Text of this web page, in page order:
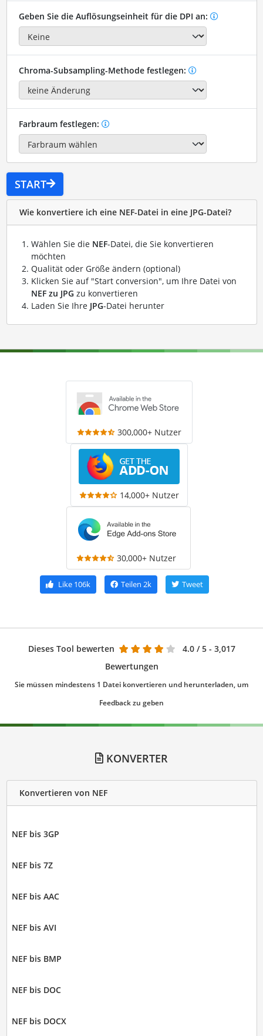
Geben Sie die Auflösungseinheit für die DPI an:
Chroma-Subsampling-Methode festlegen:
Farbraum festlegen:
START
Wie konvertiere ich eine NEF-Datei in eine JPG-Datei?
Wählen Sie die NEF-Datei, die Sie konvertieren
möchten
Qualität oder Größe ändern (optional)
Klicken Sie auf "Start conversion", um Ihre Datei von
NEF zu JPG zu konvertieren
Laden Sie Ihre JPG-Datei herunter
300,000+ Nutzer
14,000+ Nutzer
30,000+ Nutzer
Like 106k Teilen 2k Tweet
Dieses Tool bewerten 4.0 / 5 - 3,017
Bewertungen
Sie müssen mindestens 1 Datei konvertieren und herunterladen, um
Feedback zu geben
KONVERTER
Konvertieren von NEF
NEF bis 3GP
NEF bis 7Z
NEF bis AAC
NEF bis AVI
NEF bis BMP
NEF bis DOC
NEF bis DOCX